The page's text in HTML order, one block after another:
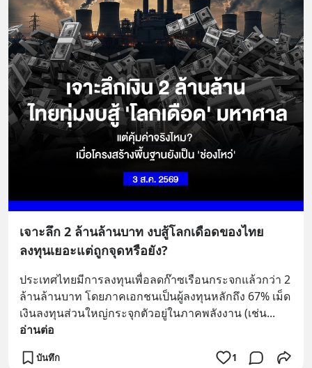
เจาะลึก 2 ล้านล้านบาท งบสู้โลกเดือดของไทย
ลงทุนเยอะแต่ถูกจุดหรือยัง?
ประเทศไทยมีการลงทุนเพื่อลดก๊าซเรือนกระจกแล้วกว่า 2
ล้านล้านบาท โดยภาคเอกชนเป็นผู้ลงทุนหลักถึง 67% เม็ด
เงินลงทุนส่วนใหญ่กระจุกตัวอยู่ในภาคพลังงาน (เช่น
อ่านต่อ
บันทึก 1